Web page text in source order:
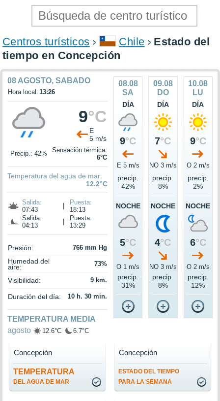
Centros turísticos Chile
Estado del
tiempo en Concepción
08 AGOSTO, SABADO
Hora local: 13:26
9°C
E
5 m/s
Precip.: 42%
Sensación térmica:
6°C
Temperatura del agua de mar:
12.2°C
Salida:
07:43
Puesta:
18:13
Salida:
04:13
Puesta:
13:29
Presión: 766 mm Hg
Humedad del
aire: 73%
Visibilidad: 9 km.
Duración del día: 10 h. 30 min.
TEMPERATURA MEDIA
agosto
12.6°C 6.7°C
08.08
SA
DÍA
9°C
E 5 m/s
precip.
42%
NOCHE
5°C
O 1 m/s
precip.
31%
09.08
DO
DÍA
7°C
NO 3 m/s
precip.
8%
NOCHE
4°C
NO 3 m/s
precip.
8%
10.08
LU
DÍA
9°C
O 2 m/s
precip.
2%
NOCHE
6°C
O 2 m/s
precip.
12%
TEMPERATURA
DEL AGUA DE MAR
Concepción
ESTADO DEL TIEMPO
PARA LA SEMANA
Concepción